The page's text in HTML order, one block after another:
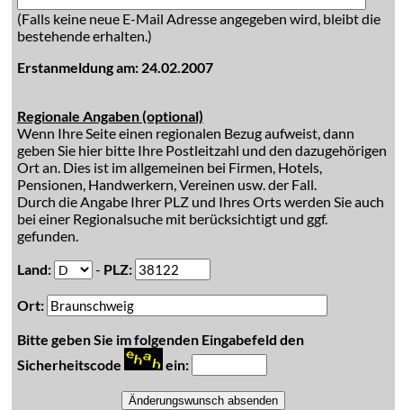
(Falls keine neue E-Mail Adresse angegeben wird, bleibt die
bestehende erhalten.)
Erstanmeldung am: 24.02.2007
Regionale Angaben (optional)
Wenn Ihre Seite einen regionalen Bezug aufweist, dann
geben Sie hier bitte Ihre Postleitzahl und den dazugehörigen
Ort an. Dies ist im allgemeinen bei Firmen, Hotels,
Pensionen, Handwerkern, Vereinen usw. der Fall.
Durch die Angabe Ihrer PLZ und Ihres Orts werden Sie auch
bei einer Regionalsuche mit berücksichtigt und ggf.
gefunden.
Land:
- PLZ:
Ort:
Bitte geben Sie im folgenden Eingabefeld den
Sicherheitscode
ein: